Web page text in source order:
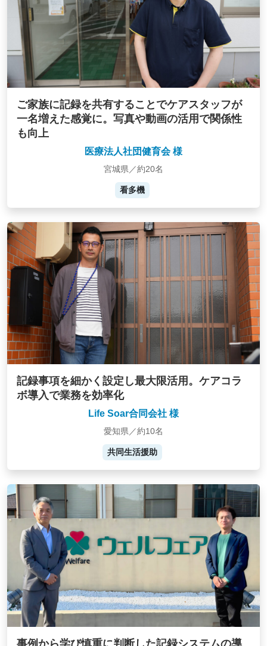
ご家族に記録を共有することでケアスタッフが
一名増えた感覚に。写真や動画の活用で関係性
も向上
医療法人社団健育会 様
宮城県／約20名
看多機
記録事項を細かく設定し最大限活用。ケアコラ
ボ導入で業務を効率化
Life Soar合同会社 様
愛知県／約10名
共同生活援助
事例から学び慎重に判断した記録システムの導